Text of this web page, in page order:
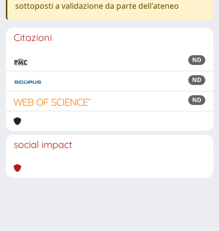
sottoposti a validazione da parte dell'ateneo
Citazioni
ND
ND
ND
social impact